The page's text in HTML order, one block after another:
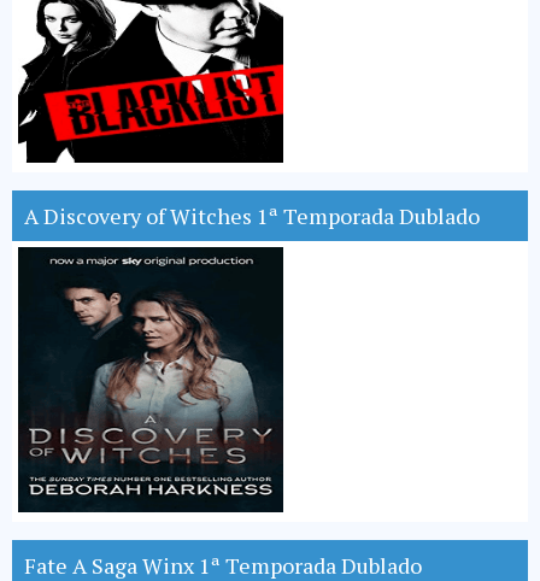
A Discovery of Witches 1ª Temporada Dublado
Fate A Saga Winx 1ª Temporada Dublado